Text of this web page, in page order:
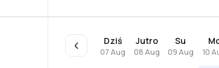
Dziś
07 Aug
Jutro
08 Aug
Su
09 Aug 10